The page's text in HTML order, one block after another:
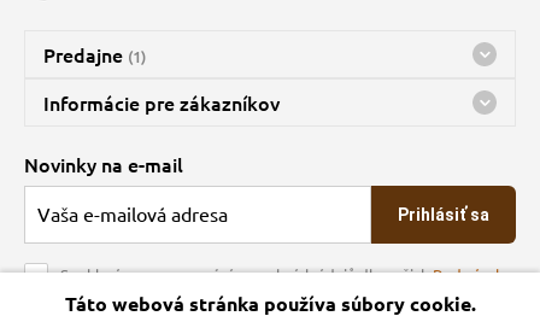
Predajne (1)
Predajňa a sklad Kbely
Bohužiaľ, momentálne máme zatvorené
Informácie pre zákazníkov
O spoločnosti
Veľkoobchod
Obchodné podmienky
Kontakt
Novinky na e-mail
Prihlásiť sa
Souhlasím se zpracováním osobních údajů dle našichPodmínek
ochrany osobních údajů
Táto webová stránka používa súbory cookie.